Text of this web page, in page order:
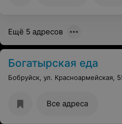
Ещё 5 адресов
Богатырская еда
Бобруйск, ул. Красноармейская,
Все адреса